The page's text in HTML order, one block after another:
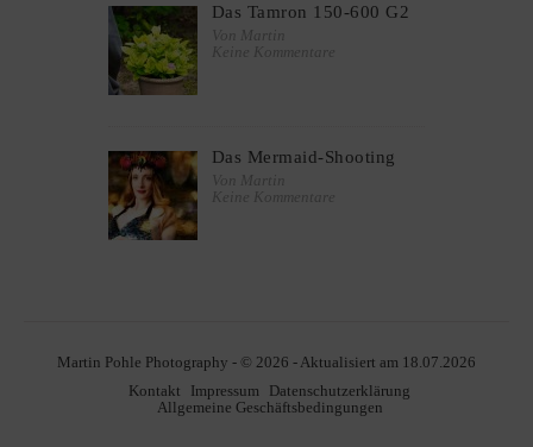
Das Tamron 150-600 G2
Von Martin
Keine Kommentare
Das Mermaid-Shooting
Von Martin
Keine Kommentare
Martin Pohle Photography - © 2026 - Aktualisiert am 18.07.2026
Kontakt
Impressum Datenschutzerklärung
Allgemeine Geschäftsbedingungen